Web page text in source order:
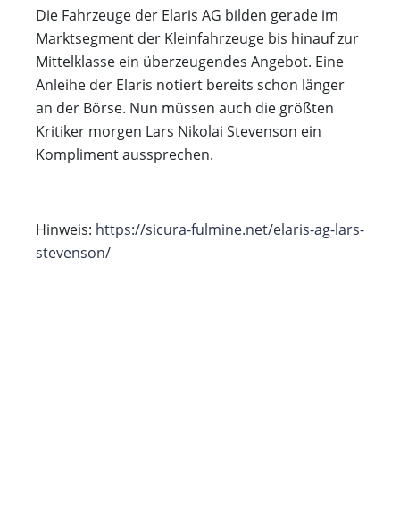
Die Fahrzeuge der Elaris AG bilden gerade im
Marktsegment der Kleinfahrzeuge bis hinauf zur
Mittelklasse ein überzeugendes Angebot. Eine
Anleihe der Elaris notiert bereits schon länger
an der Börse. Nun müssen auch die größten
Kritiker morgen Lars Nikolai Stevenson ein
Kompliment aussprechen.
Hinweis: https://sicura-fulmine.net/elaris-ag-lars-
stevenson/